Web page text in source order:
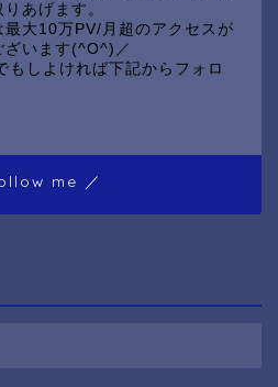
あげます。
大10万PV/月超のアクセスが
ざいます(^O^)／
しよければ下記からフォロ
me ／